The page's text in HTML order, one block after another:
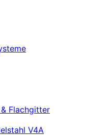
Flachgitter
V4A